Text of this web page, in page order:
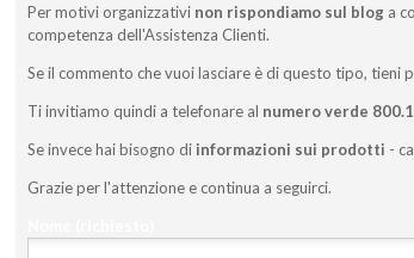
Per motivi organizzativi non rispondiamo sul blog a
competenza dell'Assistenza Clienti.
Se il commento che vuoi lasciare è di questo tipo, tieni
Ti invitiamo quindi a telefonare al numero verde
Se invece hai bisogno di informazioni sui prodotti -
Grazie per l'attenzione e continua a seguirci.